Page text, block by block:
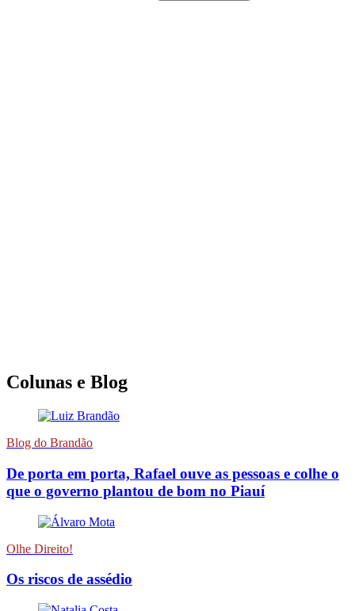
Colunas e Blog
Blog do Brandão
De porta em porta, Rafael ouve as pessoas e colhe o
que o governo plantou de bom no Piauí
Olhe Direito!
Os riscos de assédio